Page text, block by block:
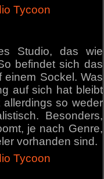
Studio, das wie
befindet sich das
einem Sockel. Was
auf sich hat bleibt
so weder
Besonders,
je nach Genre,
vorhanden sind.